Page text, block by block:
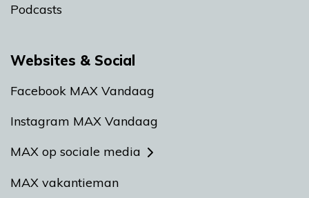
Podcasts
Websites & Social
Facebook MAX Vandaag
Instagram MAX Vandaag
MAX op sociale media
MAX vakantieman